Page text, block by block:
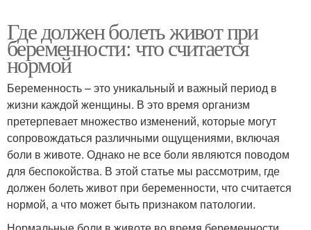
Где должен болеть живот при
беременности: что считается
нормой
Беременность – это уникальный и важный период в
жизни каждой женщины. В это время организм
претерпевает множество изменений, которые могут
сопровождаться различными ощущениями, включая
боли в животе. Однако не все боли являются поводом
для беспокойства. В этой статье мы рассмотрим, где
должен болеть живот при беременности, что считается
нормой, а что может быть признаком патологии.